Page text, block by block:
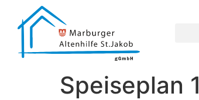
Speiseplan 1